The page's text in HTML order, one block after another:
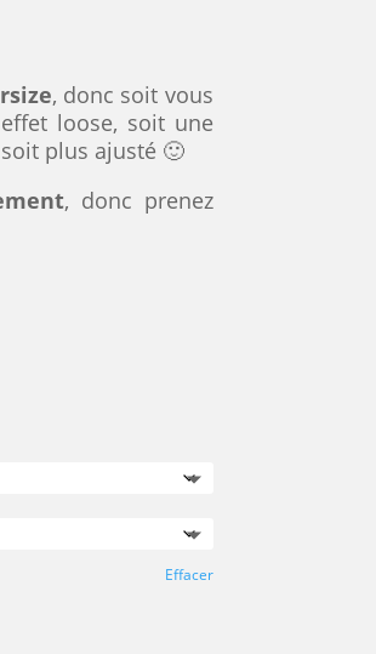
, donc soit vous
loose, soit une
plus ajusté 🙂
, donc prenez
Effacer